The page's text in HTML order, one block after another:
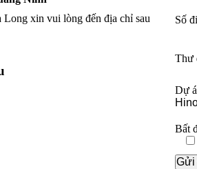
Long xin vui lòng đến địa chỉ sau
Số
Thư
Dự
Bất